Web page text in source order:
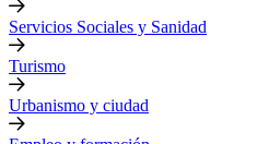
Servicios Sociales y Sanidad
Turismo
Urbanismo y ciudad